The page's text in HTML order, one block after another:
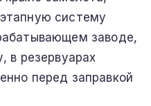
систему
заводе,
в резервуарах
перед заправкой